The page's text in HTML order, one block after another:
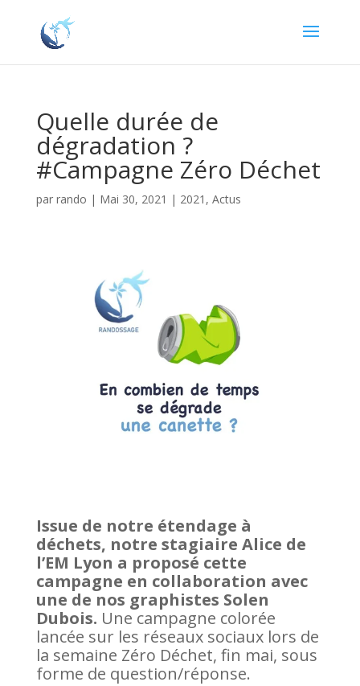
Quelle durée de
dégradation ?
#Campagne Zéro Déchet
par rando | Mai 30, 2021 | 2021 , Actus
Issue de notre étendage à
déchets, notre stagiaire Alice de
l’EM Lyon a proposé cette
campagne en collaboration avec
une de nos graphistes Solen
Dubois. Une campagne colorée
lancée sur les réseaux sociaux lors de
la semaine Zéro Déchet, fin mai, sous
forme de question/réponse.